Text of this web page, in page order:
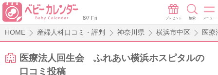
8/7 Fri プレゼント 検索 メニュー
HOME 産婦人科口コミ・評判 神奈川県 横浜市中区 医
医療法人回生会 ふれあい横浜ホスピタルの
口コミ投稿